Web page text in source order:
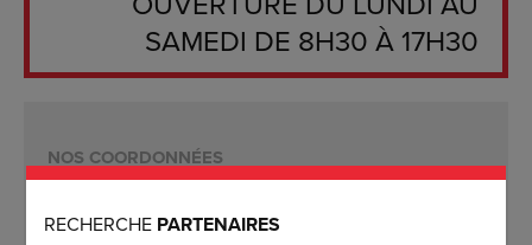
SAMEDI DE 8H30 À 17H30
NOS COORDONNÉES
LYON (SIÈGE) NICE
RECHERCHE PARTENAIRES